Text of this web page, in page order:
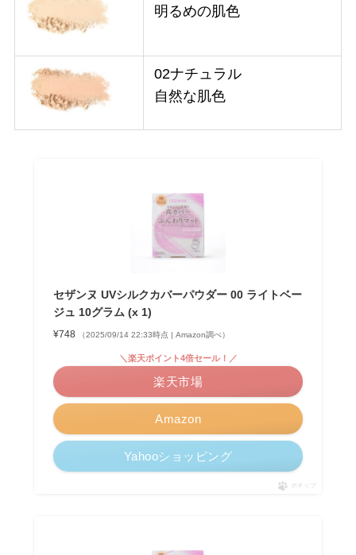
明るめの肌色
02ナチュラル
自然な肌色
セザンヌ UVシルクカバーパウダー 00 ライトベー
ジュ 10グラム (x 1)
¥748 （2025/09/14 22:33時点 | Amazon調べ）
Amazon
＼楽天ポイント4倍セール！／
楽天市場
Yahooショッピング
ポチップ